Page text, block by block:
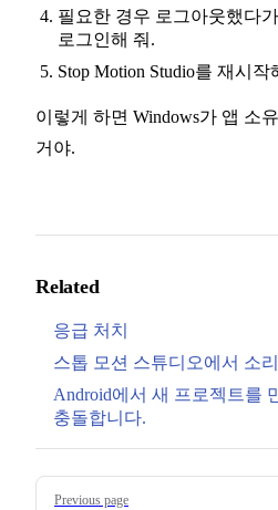
필요한 경우 로그아웃했다
로그인해 줘.
Stop Motion Studio를 재시작
이렇게 하면 Windows가 앱 소
거야.
Related
응급 처치
스톱 모션 스튜디오에서 소
Android에서 새 프로젝트를
충돌합니다.
Pager
Previous page